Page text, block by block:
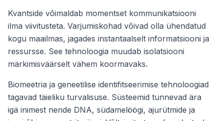
Kvantside võimaldab momentset kommunikatsiooni
ilma viivitusteta. Varjumiskohad võivad olla ühendatud
kogu maailmas, jagades instantaalselt informatsiooni ja
ressursse. See tehnoloogia muudab isolatsiooni
märkimisväärselt vähem koormavaks.
Biomeetria ja geneetilise identifitseerimise tehnoloogiad
tagavad täieliku turvalisuse. Süsteemid tunnevad ära
igä inimest nende DNA, südamelöögi, ajurütmide ja